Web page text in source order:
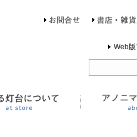
旅する灯台
お問合せ
Web